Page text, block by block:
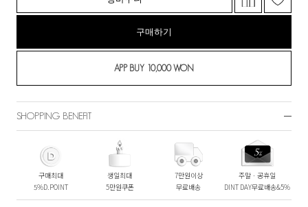
구매하기
SHOPPING BENEFIT
구매최대
5%D.POINT
생일최대
5만원쿠폰
7만원이상
무료배송
주말ㆍ공휴일
DINT DAY무료배송&5%